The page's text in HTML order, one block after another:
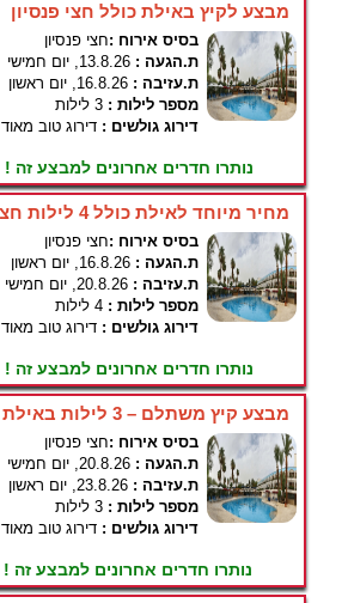
מבצע לקיץ באילת כולל חצי פנסיון
בסיס אירוח :חצי פנסיון
ת.הגעה : 13.8.26, יום חמישי
ת.עזיבה : 16.8.26, יום ראשון
מספר לילות : 3 לילות
דירוג גולשים : דירוג טוב מאוד
נותרו חדרים אחרונים למבצע זה !
מחיר מיוחד לאילת כולל 4 לילות חצי פנסיון
בסיס אירוח :חצי פנסיון
ת.הגעה : 16.8.26, יום ראשון
ת.עזיבה : 20.8.26, יום חמישי
מספר לילות : 4 לילות
דירוג גולשים : דירוג טוב מאוד
נותרו חדרים אחרונים למבצע זה !
מבצע קיץ משתלם – 3 לילות באילת כולל חצי פנסיון
בסיס אירוח :חצי פנסיון
ת.הגעה : 20.8.26, יום חמישי
ת.עזיבה : 23.8.26, יום ראשון
מספר לילות : 3 לילות
דירוג גולשים : דירוג טוב מאוד
נותרו חדרים אחרונים למבצע זה !